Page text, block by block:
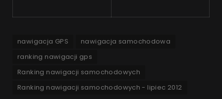
nawigacja GPS
nawigacja samochodowa
ranking nawigacji gps
Ranking nawigacji samochodowych
Ranking nawigacji samochodowych - lipiec 2012